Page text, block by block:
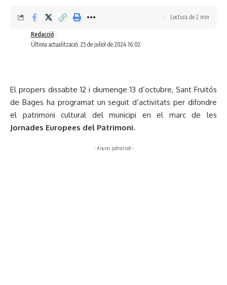
Última actualització: 25 de juliol de 2024 16:02
Redacció
Lectura de 2 min
El propers dissabte 12 i diumenge 13 d’octubre, Sant Fruitós
de Bages ha programat un seguit d’activitats per difondre
el patrimoni cultural del municipi en el marc de les
Jornades Europees del Patrimoni.
- Anunci patrocinat -